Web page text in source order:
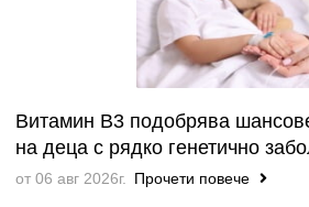
Витамин B3 подобрява
на деца с рядко генетично
от 06 авг 2026г. Прочети повече